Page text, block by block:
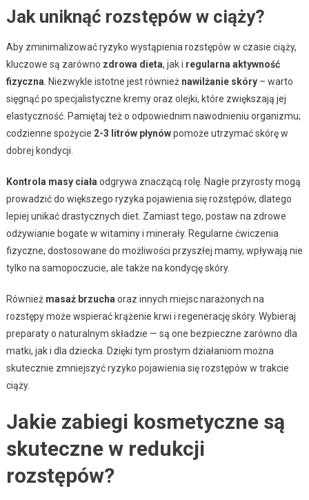
Jak uniknąć rozstępów w ciąży?
Aby zminimalizować ryzyko wystąpienia rozstępów w czasie ciąży,
kluczowe są zarówno zdrowa dieta, jak i regularna aktywność
fizyczna . Niezwykle istotne jest również nawilżanie skóry– warto
sięgnąć po specjalistyczne kremy oraz olejki, które zwiększają jej
elastyczność. Pamiętaj też o odpowiednim nawodnieniu organizmu;
codzienne spożycie 2-3 litrów płynówpomoże utrzymać skórę w
dobrej kondycji.
Kontrola masy ciała odgrywa znaczącą rolę. Nagłe przyrosty mogą
prowadzić do większego ryzyka pojawienia się rozstępów, dlatego
lepiej unikać drastycznych diet. Zamiast tego, postaw na zdrowe
odżywianie bogate w witaminy i minerały. Regularne ćwiczenia
fizyczne, dostosowane do możliwości przyszłej mamy, wpływają nie
tylko na samopoczucie, ale także na kondycję skóry.
Również masaż brzucha oraz innych miejsc narażonych na
rozstępy może wspierać krążenie krwi i regenerację skóry. Wybieraj
preparaty o naturalnym składzie — są one bezpieczne zarówno dla
matki, jak i dla dziecka. Dzięki tym prostym działaniom można
skutecznie zmniejszyć ryzyko pojawienia się rozstępów w trakcie
ciąży.
Jakie zabiegi kosmetyczne są
skuteczne w redukcji
rozstępów?